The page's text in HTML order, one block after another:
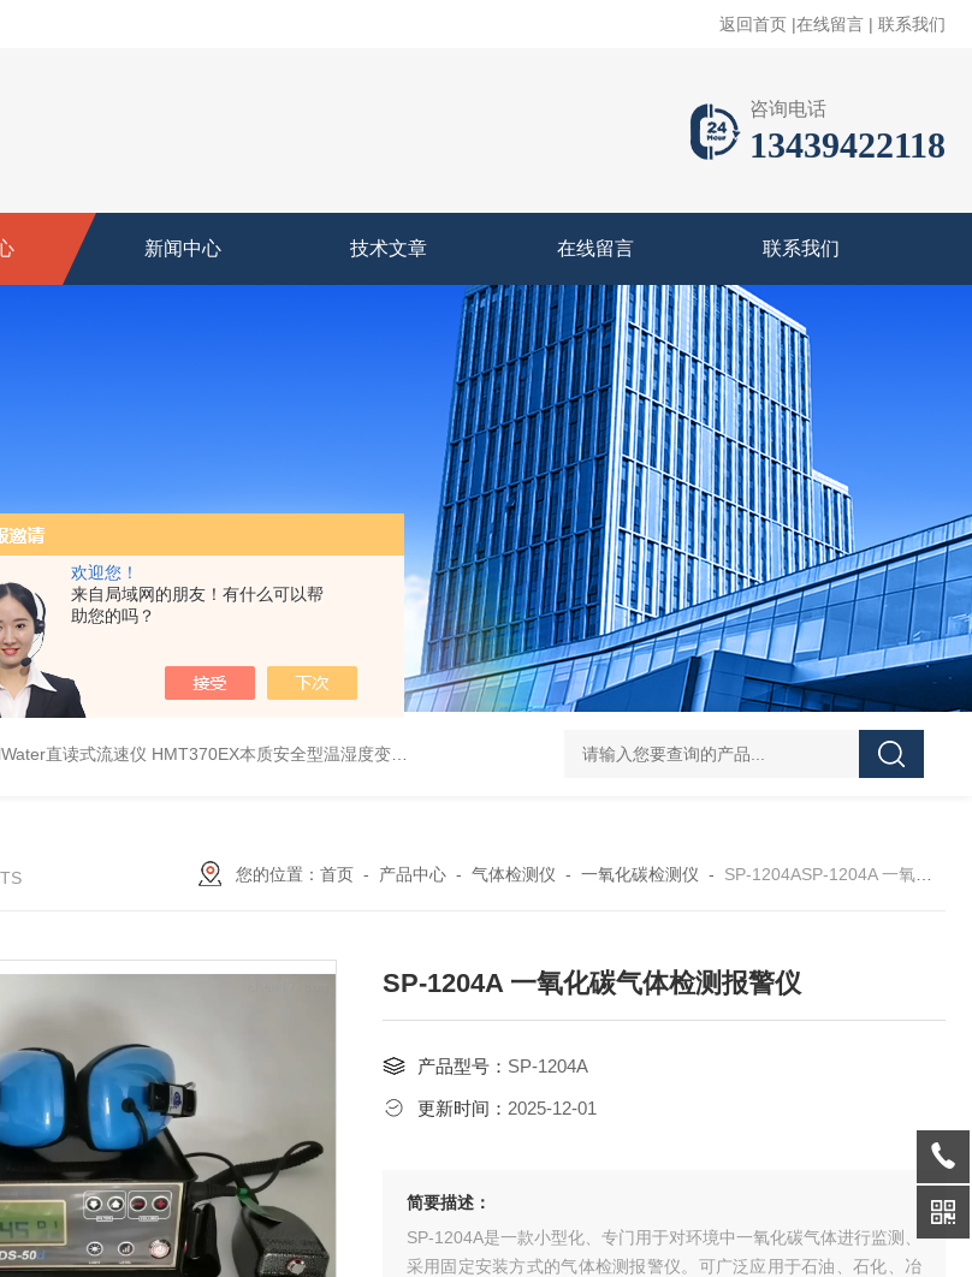
欢迎您！
来自局域网的朋友！有什么可以帮
助您的吗？
返回首页 |在线留言 | 联系我们
咨询电话
13439422118
新闻中心 技术文章 在线留言 联系我们
直读式流速仪 HMT370EX本质安全型温湿度变送器系列 适用于 0 区和 20 区 DS-50d韩国大成管道漏水检测仪 DS-50d韩国
您的位置： 首页- 产品中心- 气体检测仪 - 一氧化碳检测仪 - SP-1204ASP-1204A 一氧化碳气体检测报警仪
SP-1204A 一氧化碳气体检测报警仪
产品型号： SP-1204A
更新时间： 2025-12-01
简要描述：
SP-1204A是一款小型化、专门用于对环境中一氧化碳气体进行监测、
采用固定安装方式的气体检测报警仪。可广泛应用于石油、石化、冶